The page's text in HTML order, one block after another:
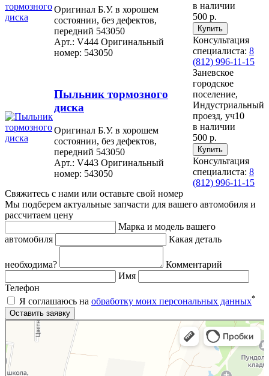
Оригинал Б.У. в хорошем
состоянии, без дефектов,
передний 543050
Арт.: V444 Оригинальный
номер: 543050
в наличии
500 р.
Консультация
специалиста: 8
(812) 996-11-15
Пыльник тормозного
диска
Оригинал Б.У. в хорошем
состоянии, без дефектов,
передний 543050
Арт.: V443 Оригинальный
номер: 543050
Заневское
городское
поселение,
Индустриальный
проезд, уч10
в наличии
500 р.
Консультация
специалиста: 8
(812) 996-11-15
Свяжитесь с нами или оставьте свой номер
Мы подберем актуальные запчасти для вашего автомобиля и
рассчитаем цену
Марка и модель вашего
автомобиля
Какая деталь
необходима?
Комментарий
Имя
Телефон
Я соглашаюсь на обработку моих персональных данных*
Яндекс.Карты
Яндекс.Карты — поиск мест и адресов, городской транспорт